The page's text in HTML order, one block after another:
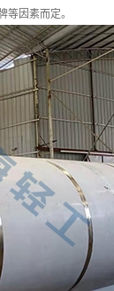
因素而定。